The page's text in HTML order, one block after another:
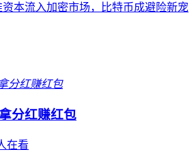
本流入加密市场，比特币成避险新宠
分红赚红包
在看